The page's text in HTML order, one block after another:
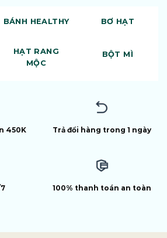
BÁNH HEALTHY BƠ HẠT
HẠT RANG
MỘC
BỘT MÌ
450K Trả đổi hàng trong 1 ngày
100% thanh toán an toàn